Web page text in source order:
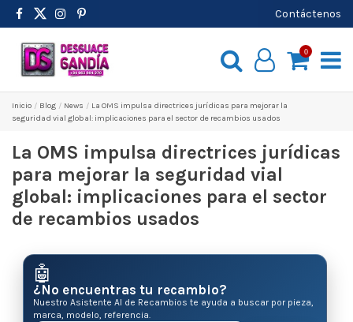
Contáctenos
0
Inicio Blog News
La OMS impulsa directrices jurídicas para mejorar la
seguridad vial global: implicaciones para el sector de recambios usados
La OMS impulsa directrices jurídicas
para mejorar la seguridad vial
global: implicaciones para el sector
de recambios usados
🤖
¿No encuentras tu recambio?
Nuestro Asistente AI de Recambios te ayuda a buscar por pieza,
marca, modelo, referencia.